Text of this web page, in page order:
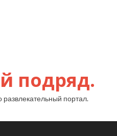
подряд.
портал.